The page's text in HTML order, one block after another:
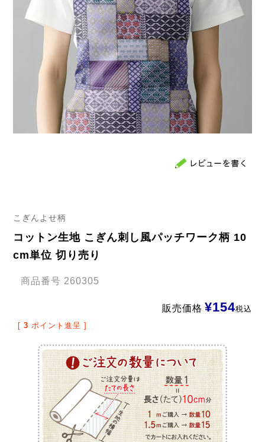
こぎんよせ柄
コットン生地 こぎん刺し風パッチワーク柄 10
cm単位 切り売り
商品番号 260305
販売価格 ¥154税込
[ 3 ポイント進呈 ]